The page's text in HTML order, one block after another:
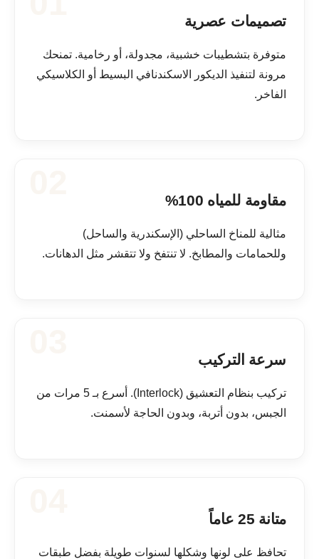
تصميمات عصرية
متوفرة بتشطيبات خشبية، مجدولة، أو رخامية. تمنحك
مرونة لتنفيذ الديكور الاسكندنافي البسيط أو الكلاسيكي
الفاخر.
مقاومة للمياه 100%
مثالية للمناخ الساحلي (الإسكندرية والساحل)
وللحمامات والمطابخ. لا تنتفخ ولا تتقشر مثل الدهانات.
سرعة التركيب
تركيب بنظام التعشيق (Interlock). أسرع بـ 5 مرات من
الجبس، بدون أتربة، وبدون الحاجة لأسمنت.
متانة 25 عاماً
تحافظ على لونها وشكلها لسنوات طويلة بفضل طبقات